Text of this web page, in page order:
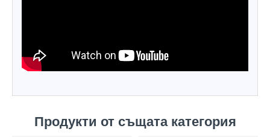
Продукти от същата категория